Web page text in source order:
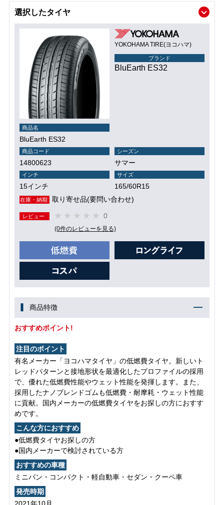
選択したタイヤ
YOKOHAMA TIRE(ヨコハマ)
ブランド
BluEarth ES32
商品名
BluEarth ES32
商品コード
14800623
シーズン
サマー
インチ
15インチ
サイズ
165/60R15
在庫・納期 取り寄せ品(要問い合わせ)
レビュー 0
(0件のレビューを見る)
商品特徴
おすすめポイント!
注目のポイント
有名メーカー「ヨコハマタイヤ」の低燃費タイヤ。新しいト
レッドパターンと接地形状を最適化したプロファイルの採用
で、優れた低燃費性能やウェット性能を発揮します。また、
採用したナノブレンドゴムも低燃費・耐摩耗・ウェット性能
に貢献。国内メーカーの低燃費タイヤをお探しの方におすす
めです。
こんな方におすすめ
●低燃費タイヤお探しの方
●国内メーカーで検討されている方
おすすめの車種
ミニバン・コンパクト・軽自動車・セダン・クーペ車
発売時期
2021年10月